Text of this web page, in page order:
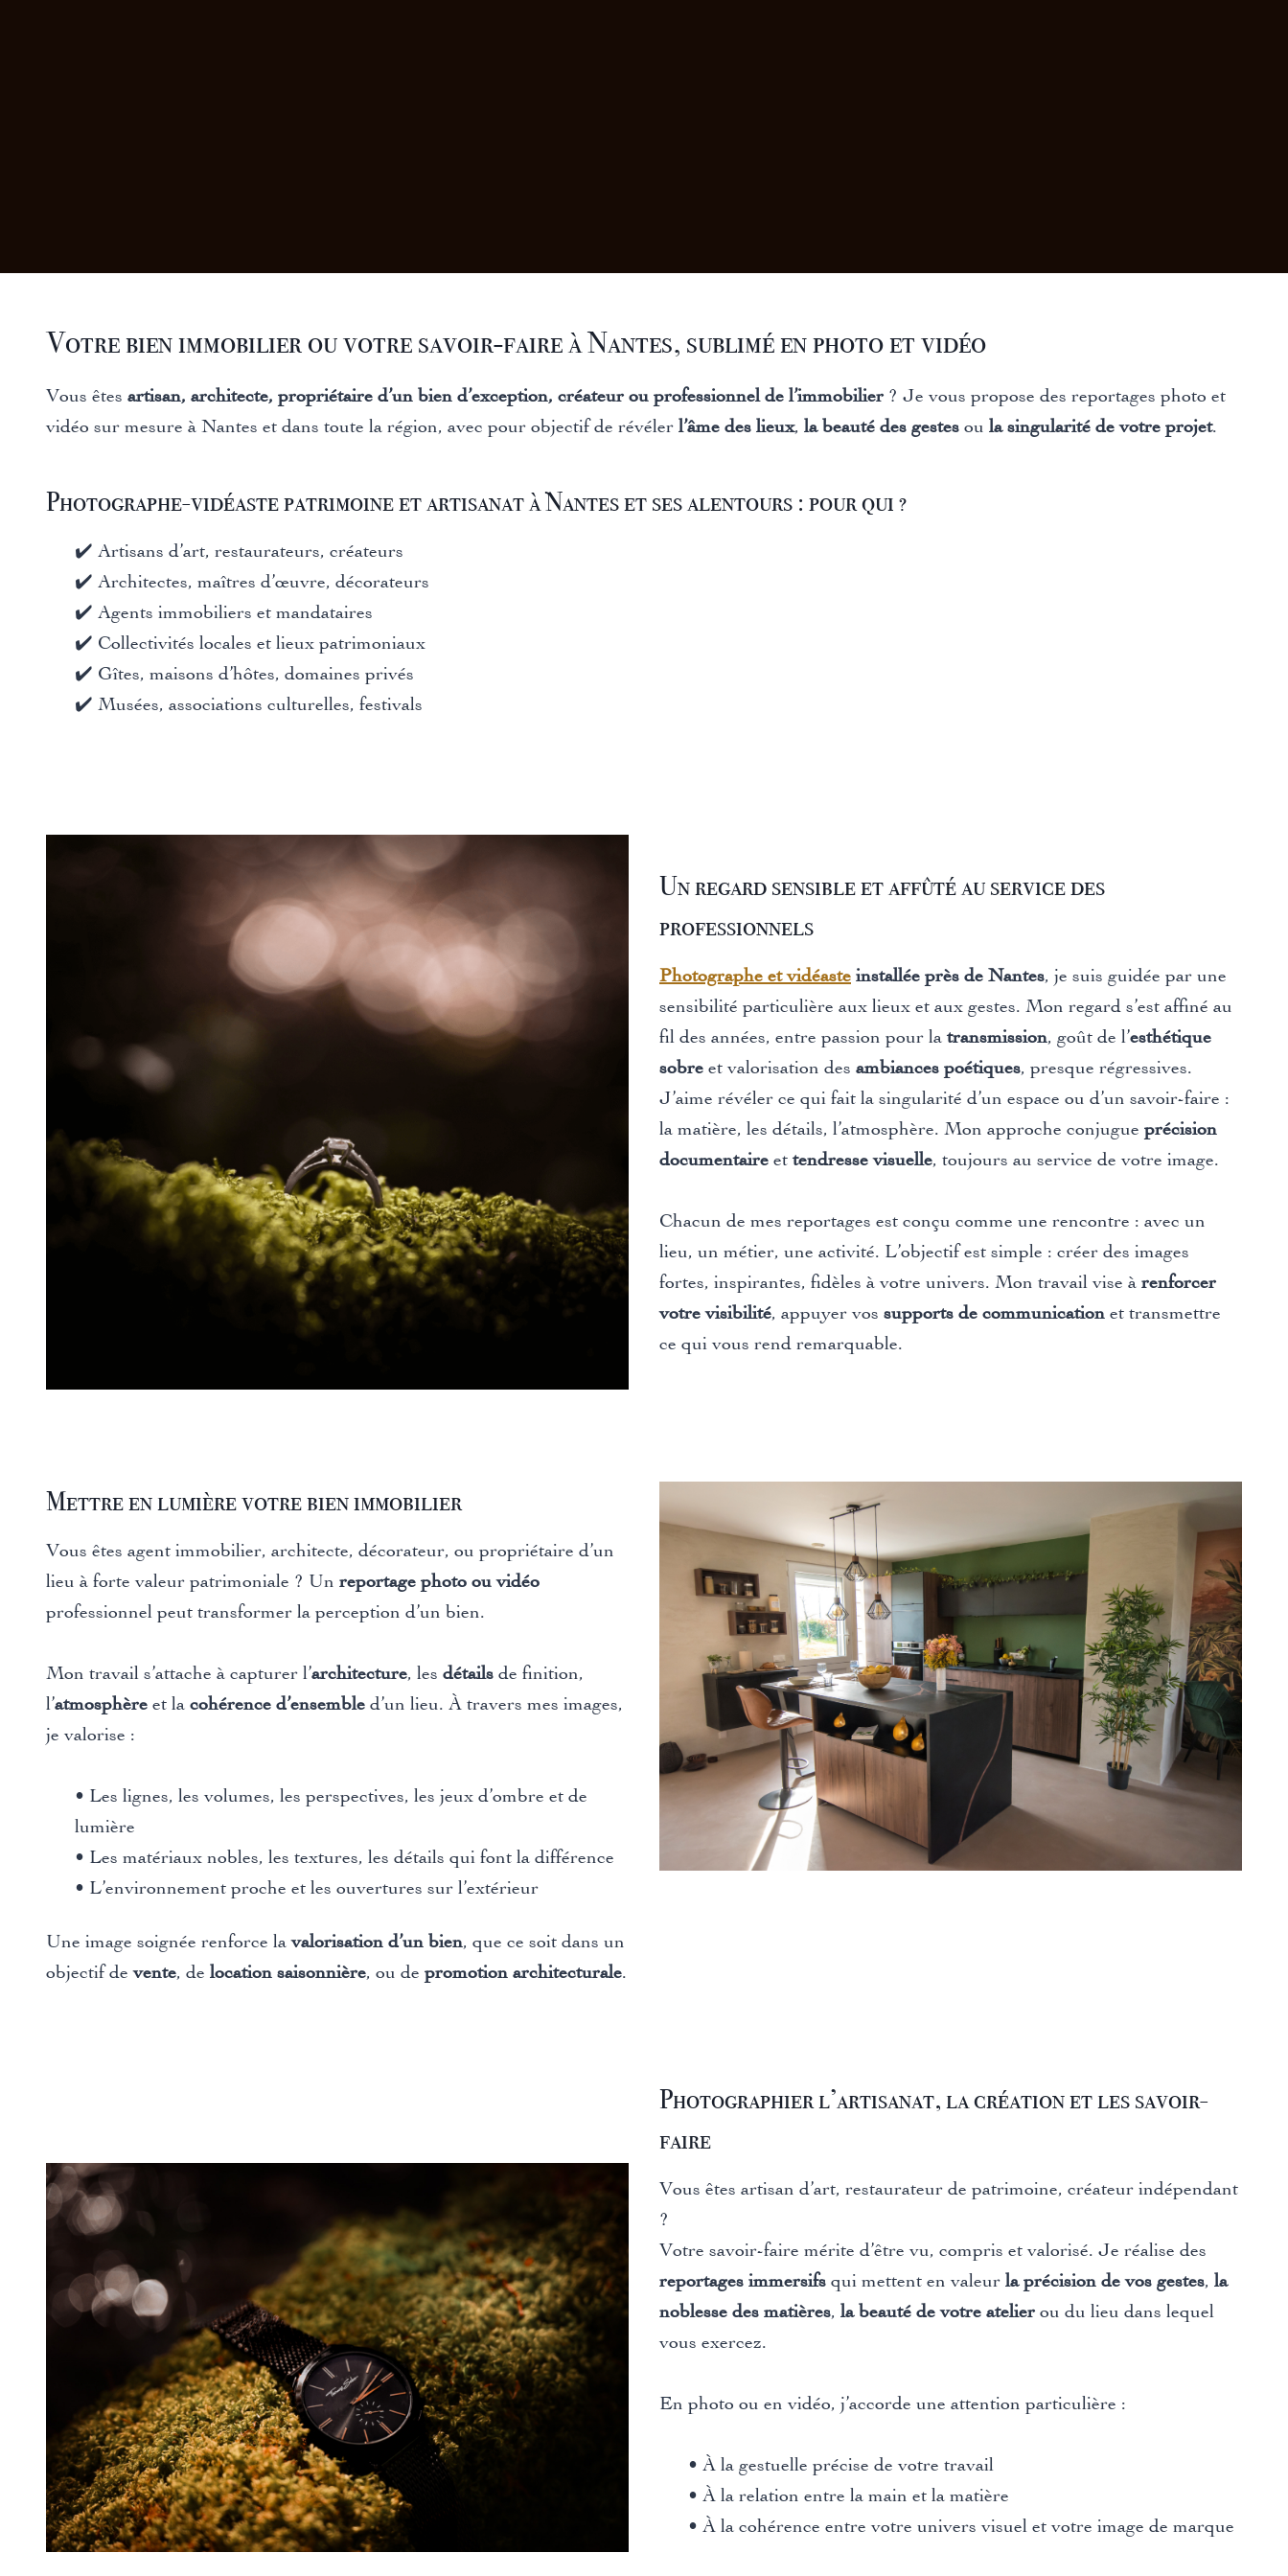
Votre bien immobilier ou votre savoir-faire à Nantes, sublimé en photo et vidéo
Vous êtes artisan, architecte, propriétaire d’un bien d’exception, créateur ou professionnel de l’immobilier ? Je vous propose des reportages photo et
vidéo sur mesure à Nantes et dans toute la région, avec pour objectif de révéler l’âme des lieux, la beauté des gestes ou la singularité de votre projet.
Photographe-vidéaste patrimoine et artisanat à Nantes et ses alentours : pour qui ?
✔️ Artisans d’art, restaurateurs, créateurs
✔️ Architectes, maîtres d’œuvre, décorateurs
✔️ Agents immobiliers et mandataires
✔️ Collectivités locales et lieux patrimoniaux
✔️ Gîtes, maisons d’hôtes, domaines privés
✔️ Musées, associations culturelles, festivals
Un regard sensible et affûté au service des
professionnels
Photographe et vidéaste installée près de Nantes, je suis guidée par une
sensibilité particulière aux lieux et aux gestes. Mon regard s’est affiné au
fil des années, entre passion pour la transmission, goût de l’esthétique
sobre et valorisation des ambiances poétiques, presque régressives.
J’aime révéler ce qui fait la singularité d’un espace ou d’un savoir-faire :
la matière, les détails, l’atmosphère. Mon approche conjugue précision
documentaire et tendresse visuelle, toujours au service de votre image.
Chacun de mes reportages est conçu comme une rencontre : avec un
lieu, un métier, une activité. L’objectif est simple : créer des images
fortes, inspirantes, fidèles à votre univers. Mon travail vise à renforcer
votre visibilité, appuyer vos supports de communication et transmettre
ce qui vous rend remarquable.
Mettre en lumière votre bien immobilier
Vous êtes agent immobilier, architecte, décorateur, ou propriétaire d’un
lieu à forte valeur patrimoniale ? Un reportage photo ou vidéo
professionnel peut transformer la perception d’un bien.
Mon travail s’attache à capturer l’architecture, les détails de finition,
l’atmosphère et la cohérence d’ensemble d’un lieu. À travers mes images,
je valorise :
• Les lignes, les volumes, les perspectives, les jeux d’ombre et de
lumière
• Les matériaux nobles, les textures, les détails qui font la différence
• L’environnement proche et les ouvertures sur l’extérieur
Une image soignée renforce lavalorisation d’un bien, que ce soit dans un
objectif devente, de location saisonnière, ou de promotion architecturale.
Photographier l’artisanat, la création et les savoir-
faire
Vous êtes artisan d’art, restaurateur de patrimoine, créateur indépendant
?
Votre savoir-faire mérite d’être vu, compris et valorisé. Je réalise des
reportages immersifs qui mettent en valeur la précision de vos gestes, la
noblesse des matières, la beauté de votre atelier ou du lieu dans lequel
vous exercez.
En photo ou en vidéo, j’accorde une attention particulière :
• À la gestuelle précise de votre travail
• À la relation entre la main et la matière
• À la cohérence entre votre univers visuel et votre image de marque